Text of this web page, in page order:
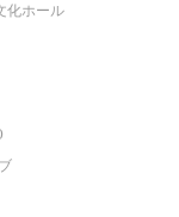
化ホール